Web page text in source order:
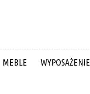
MEBLE WYPOSAŻENIE